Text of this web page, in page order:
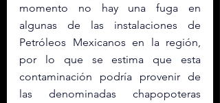
momento no hay una fuga en
algunas de las instalaciones de
Petróleos Mexicanos en la región,
por lo que se estima que esta
contaminación podría provenir de
las denominadas chapopoteras